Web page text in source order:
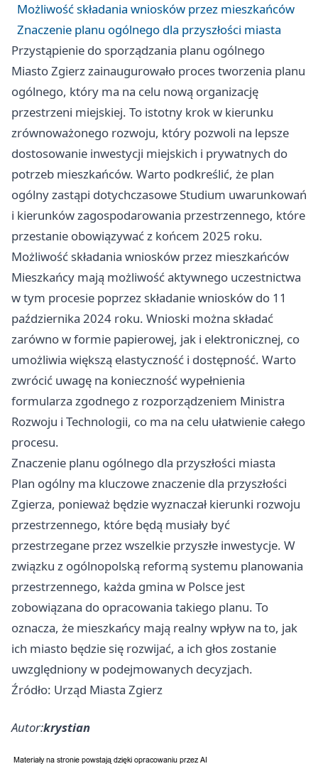
Możliwość składania wniosków przez mieszkańców
Znaczenie planu ogólnego dla przyszłości miasta
Przystąpienie do sporządzania planu ogólnego
MiastoZgierzzainaugurowało proces tworzenia planu
ogólnego, który ma na celu nową organizację
przestrzeni miejskiej. To istotny krok w kierunku
zrównoważonego rozwoju, który pozwoli na lepsze
dostosowanie inwestycji miejskich i prywatnych do
potrzeb mieszkańców. Warto podkreślić, że plan
ogólny zastąpi dotychczasowe Studium uwarunkowań
i kierunków zagospodarowania przestrzennego, które
przestanie obowiązywać z końcem 2025 roku.
Możliwość składania wniosków przez mieszkańców
Mieszkańcy mają możliwość aktywnego uczestnictwa
w tym procesie poprzez składanie wniosków do 11
października 2024 roku. Wnioski można składać
zarówno w formie papierowej, jak i elektronicznej, co
umożliwia większą elastyczność i dostępność. Warto
zwrócić uwagę na konieczność wypełnienia
formularza zgodnego z rozporządzeniem Ministra
Rozwoju i Technologii, co ma na celu ułatwienie całego
procesu.
Znaczenie planu ogólnego dla przyszłości miasta
Plan ogólny ma kluczowe znaczenie dla przyszłości
Zgierza, ponieważ będzie wyznaczał kierunki rozwoju
przestrzennego, które będą musiały być
przestrzegane przez wszelkie przyszłe inwestycje. W
związku z ogólnopolską reformą systemu planowania
przestrzennego, każda gmina w Polsce jest
zobowiązana do opracowania takiego planu. To
oznacza, że mieszkańcy mają realny wpływ na to, jak
ich miasto będzie się rozwijać, a ich głos zostanie
uwzględniony w podejmowanych decyzjach.
Źródło: Urząd Miasta Zgierz
Autor:krystian